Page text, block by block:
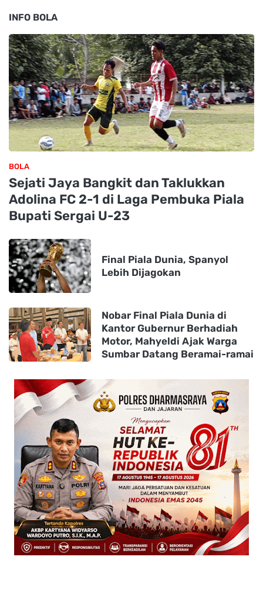
INFO BOLA
BOLA
Sejati Jaya Bangkit dan Taklukkan
Adolina FC 2-1 di Laga Pembuka Piala
Bupati Sergai U-23
Final Piala Dunia, Spanyol
Lebih Dijagokan
Nobar Final Piala Dunia di
Kantor Gubernur Berhadiah
Motor, Mahyeldi Ajak Warga
Sumbar Datang Beramai-ramai